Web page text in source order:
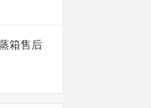
箱售后